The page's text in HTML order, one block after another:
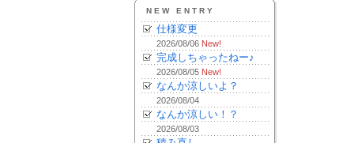
NEW ENTRY
仕様変更
2026/08/06 New!
完成しちゃったねー♪
2026/08/05 New!
なんか涼しいよ？
2026/08/04
なんか涼しい！？
2026/08/03